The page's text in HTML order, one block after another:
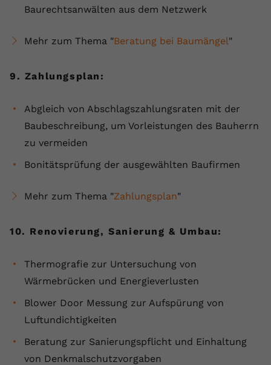
Baurechtsanwälten aus dem Netzwerk
Mehr zum Thema "Beratung bei Baumängel"
9. Zahlungsplan:
Abgleich von Abschlagszahlungsraten mit der
Baubeschreibung, um Vorleistungen des Bauherrn
zu vermeiden
Bonitätsprüfung der ausgewählten Baufirmen
Mehr zum Thema "Zahlungsplan"
10. Renovierung, Sanierung & Umbau:
Thermografie zur Untersuchung von
Wärmebrücken und Energieverlusten
Blower Door Messung zur Aufspürung von
Luftundichtigkeiten
Beratung zur Sanierungspflicht und Einhaltung
von Denkmalschutzvorgaben